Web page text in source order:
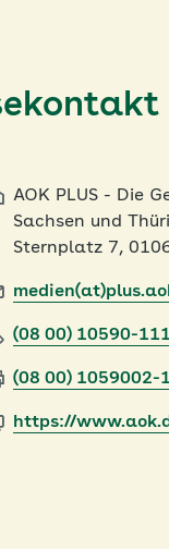
AOK PLUS - Die
Sachsen und
Sternplatz 7,
(08 00) 10590-
(08 00) 1059002-
https://